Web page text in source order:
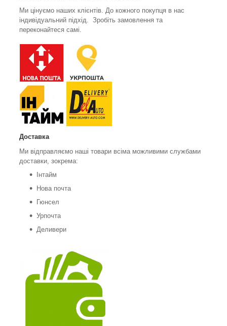
Ми цінуємо наших клієнтів. До кожного покупця в нас
індивідуальний підхід. Зробіть замовлення та
переконайтеся самі.
Доставка
Ми відправляємо наші товари всіма можливими службами
доставки, зокрема:
Інтайм
Нова почта
Гюнсел
Урпочта
Деливери